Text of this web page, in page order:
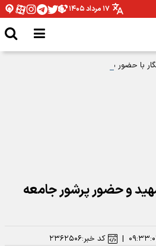
۱۷ مرداد ۱۴۰۵
با حضور معاون وزیر ورزش
و حضور پرشور جامعه
| کد خبر:۲۳۶۲۵۰۶